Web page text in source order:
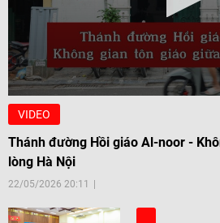
VIDEO
Thánh đường Hồi giáo Al-noor -
lòng Hà Nội
22/05/2026 20:11